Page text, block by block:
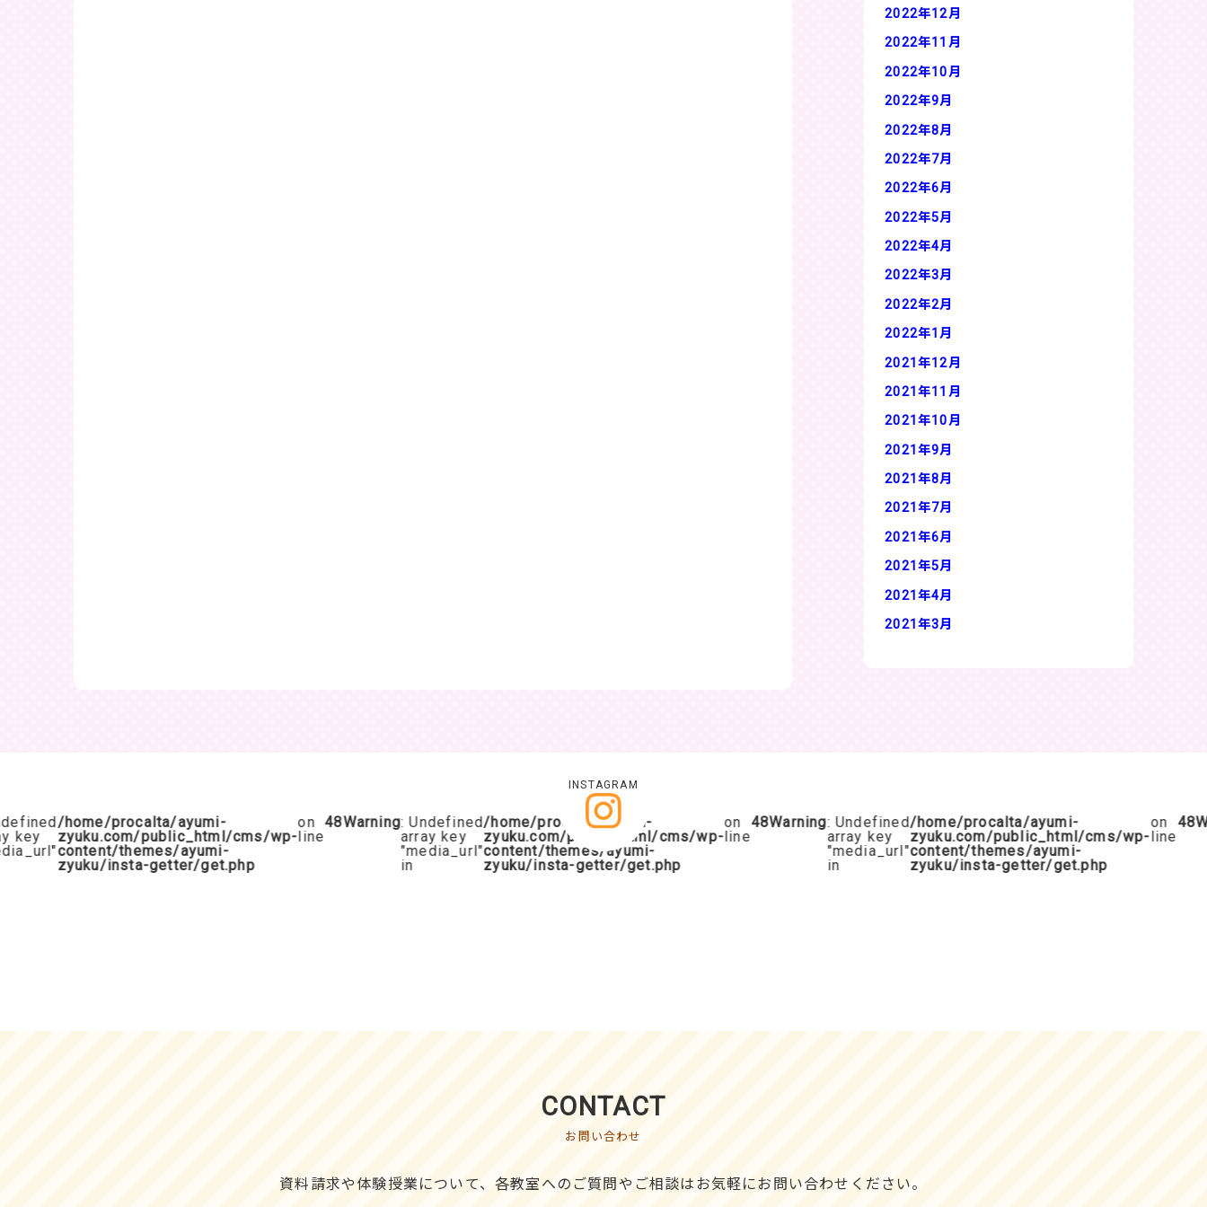
2022年12月
2022年11月
2022年10月
2022年9月
2022年8月
2022年7月
2022年6月
2022年5月
2022年4月
2022年3月
2022年2月
2022年1月
2021年12月
2021年11月
2021年10月
2021年9月
2021年8月
2021年7月
2021年6月
2021年5月
2021年4月
2021年3月
/home/procalta/ayumi-
zyuku.com/public_html/cms/wp-
content/themes/ayumi-
zyuku/insta-getter/get.php
line
48 Warning: Undefined
array key
"media_url"
/home/procalta/ayumi-
zyuku.com/public_html/cms/wp-
content/themes/ayumi-
zyuku/insta-getter/get.php
line
48 Warning: Undefined
array key
"media_url"
/home/procalta/ayumi-
zyuku.com/public_html/cms/wp-
content/themes/ayumi-
zyuku/insta-getter/get.php
line
48
INSTAGRAM
CONTACT
お問い合わせ
資料請求や体験授業について、各教室へのご質問やご相談はお気軽にお問い合わせください。